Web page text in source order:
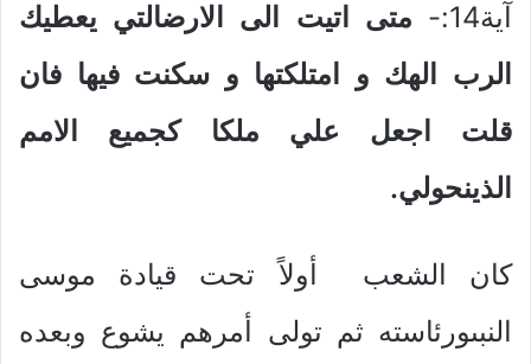
آية14:-
متى اتيت الى الارضالتي يعطيك
الرب الهك و امتلكتها و سكنت فيها فان
قلت اجعل علي ملكا كجميع الامم
الذينحولي.
كان الشعب أولاً تحت قيادة موسى
النبىورئاسته ثم تولى أمرهم يشوع وبعده